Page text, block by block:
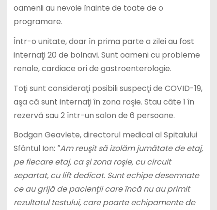
oamenii au nevoie înainte de toate de o
programare.
Într-o unitate, doar în prima parte a zilei au fost
internaţi 20 de bolnavi. Sunt oameni cu probleme
renale, cardiace ori de gastroenterologie.
Toţi sunt consideraţi posibili suspecţi de COVID-19,
aşa că sunt internaţi în zona roşie. Stau câte 1 în
rezervă sau 2 într-un salon de 6 persoane.
Bodgan Geavlete, directorul medical al Spitalului
Sfântul Ion: ″Am reuşit să izolăm jumătate de etaj,
pe fiecare etaj, ca şi zona roşie, cu circuit
separtat, cu lift dedicat. Sunt echipe desemnate
ce au grijă de pacienţii care încă nu au primit
rezultatul testului, care poarte echipamente de